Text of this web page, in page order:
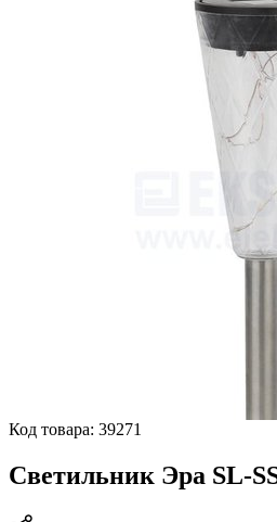
Код товара: 39271
Светильник Эра SL-